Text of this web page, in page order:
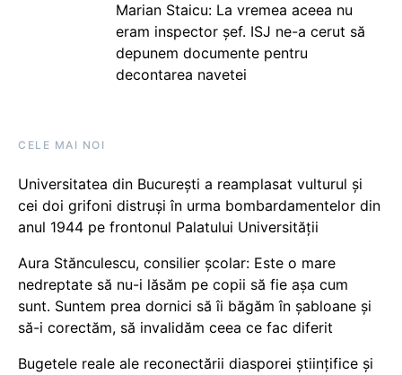
Marian Staicu: La vremea aceea nu
eram inspector șef. ISJ ne-a cerut să
depunem documente pentru
decontarea navetei
CELE MAI NOI
Universitatea din București a reamplasat vulturul și
cei doi grifoni distruși în urma bombardamentelor din
anul 1944 pe frontonul Palatului Universității
Aura Stănculescu, consilier școlar: Este o mare
nedreptate să nu-i lăsăm pe copii să fie așa cum
sunt. Suntem prea dornici să îi băgăm în șabloane și
să-i corectăm, să invalidăm ceea ce fac diferit
Bugetele reale ale reconectării diasporei științifice și